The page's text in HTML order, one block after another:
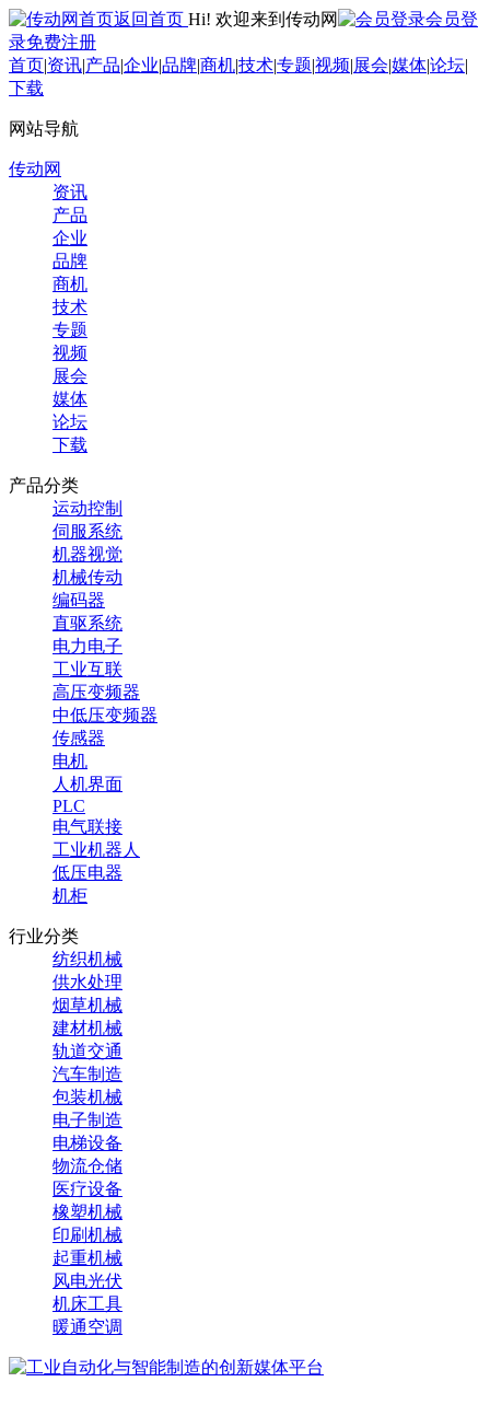
返回首页 Hi! 欢迎来到传动网
会员登
录免费注册
首页|资讯|产品|企业|品牌|商机|技术|专题|视频|展会|媒体|论坛|
下载
网站导航
传动网
资讯
产品
企业
品牌
商机
技术
专题
视频
展会
媒体
论坛
下载
产品分类
运动控制
伺服系统
机器视觉
机械传动
编码器
直驱系统
电力电子
工业互联
高压变频器
中低压变频器
传感器
电机
人机界面
PLC
电气联接
工业机器人
低压电器
机柜
行业分类
纺织机械
供水处理
烟草机械
建材机械
轨道交通
汽车制造
包装机械
电子制造
电梯设备
物流仓储
医疗设备
橡塑机械
印刷机械
起重机械
风电光伏
机床工具
暖通空调